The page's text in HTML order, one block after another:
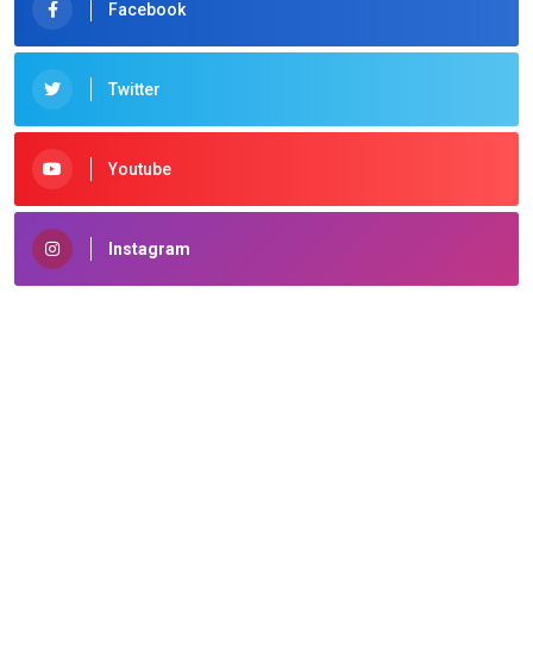
Facebook
Twitter
Youtube
Instagram